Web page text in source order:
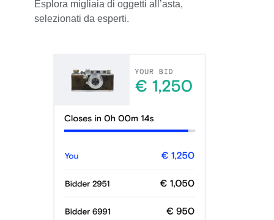
Esplora migliaia di oggetti all’asta,
selezionati da esperti.